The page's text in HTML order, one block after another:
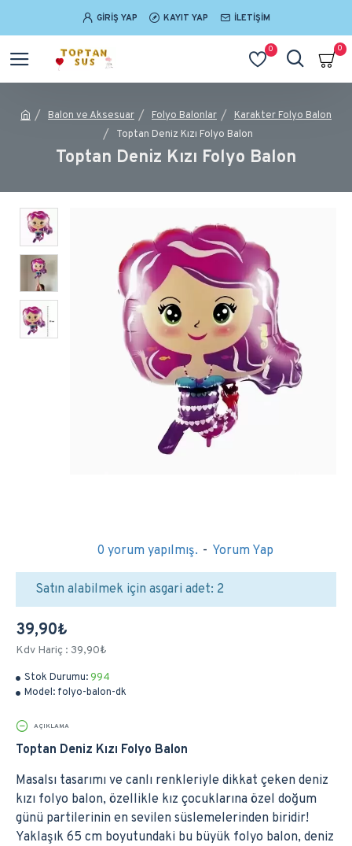
GIRIŞ YAP KAYIT YAP İLETIŞIM
0 0
Balon ve Aksesuar Folyo Balonlar
Karakter Folyo Balon
Toptan Deniz Kızı Folyo Balon
Toptan Deniz Kızı Folyo Balon
Stok Durumu: 994
Model: folyo-balon-dk
0 yorum yapılmış. - Yorum Yap
39,90₺
Kdv Hariç : 39,90₺
Satın alabilmek için asgari adet: 2
AÇIKLAMA
Toptan Deniz Kızı Folyo Balon
Masalsı tasarımı ve canlı renkleriyle dikkat çeken deniz
kızı folyo balon, özellikle kız çocuklarına özel doğum
günü partilerinin en sevilen süslemelerinden biridir!
Yaklaşık 65 cm boyutundaki bu büyük folyo balon, deniz